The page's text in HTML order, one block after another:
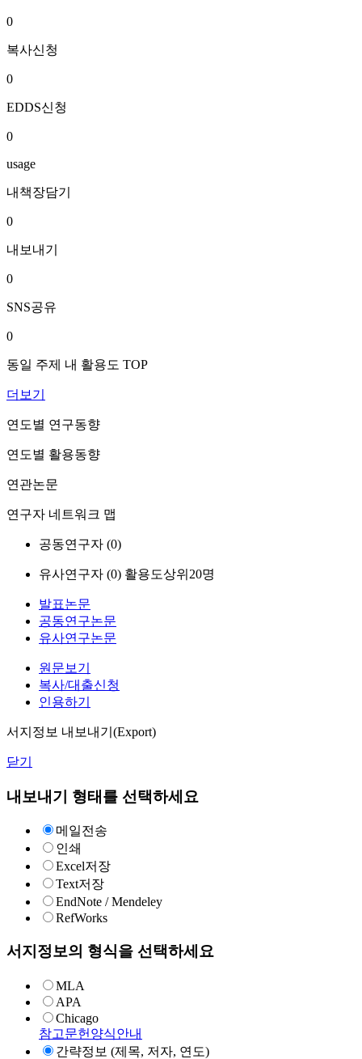
0
복사신청
0
EDDS신청
0
usage
내책장담기
0
내보내기
0
SNS공유
0
동일 주제 내 활용도 TOP
더보기
연도별 연구동향
연도별 활용동향
연관논문
연구자 네트워크 맵
공동연구자 (0)
유사연구자 (0) 활용도상위20명
발표논문
공동연구논문
유사연구논문
원문보기
복사/대출신청
인용하기
서지정보 내보내기(Export)
닫기
내보내기 형태를 선택하세요
메일전송
인쇄
Excel저장
Text저장
EndNote / Mendeley
RefWorks
서지정보의 형식을 선택하세요
MLA
APA
Chicago
참고문헌양식안내
간략정보 (제목, 저자, 연도)